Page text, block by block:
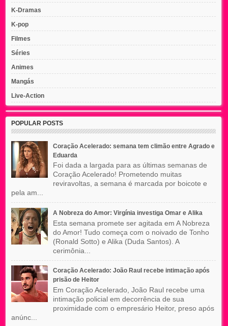
K-Dramas
K-pop
Filmes
Séries
Animes
Mangás
Live-Action
POPULAR POSTS
Coração Acelerado: semana tem climão entre Agrado e
Eduarda
Foi dada a largada para as últimas semanas de
Coração Acelerado! Prometendo muitas
reviravoltas, a semana é marcada por boicote e
pela am...
A Nobreza do Amor: Virgínia investiga Omar e Alika
Esta semana promete ser agitada em A Nobreza
do Amor! Tudo começa com o noivado de Tonho
(Ronald Sotto) e Alika (Duda Santos). A
cerimônia...
Coração Acelerado: João Raul recebe intimação após
prisão de Heitor
Em Coração Acelerado, João Raul recebe uma
intimação policial em decorrência de sua
proximidade com o empresário Heitor, preso após
anúnc...